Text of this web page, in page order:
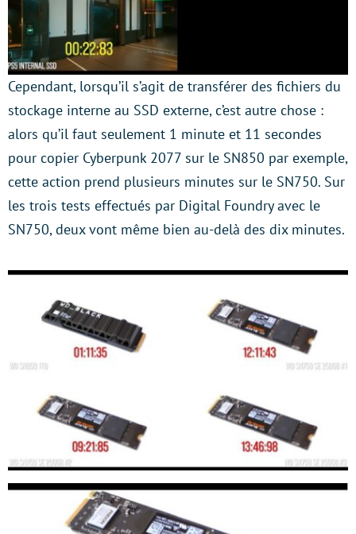
Cependant, lorsqu’il s’agit de transférer des fichiers du
stockage interne au SSD externe, c’est autre chose :
alors qu’il faut seulement 1 minute et 11 secondes
pour copier Cyberpunk 2077 sur le SN850 par exemple,
cette action prend plusieurs minutes sur le SN750. Sur
les trois tests effectués par Digital Foundry avec le
SN750, deux vont même bien au-delà des dix minutes.